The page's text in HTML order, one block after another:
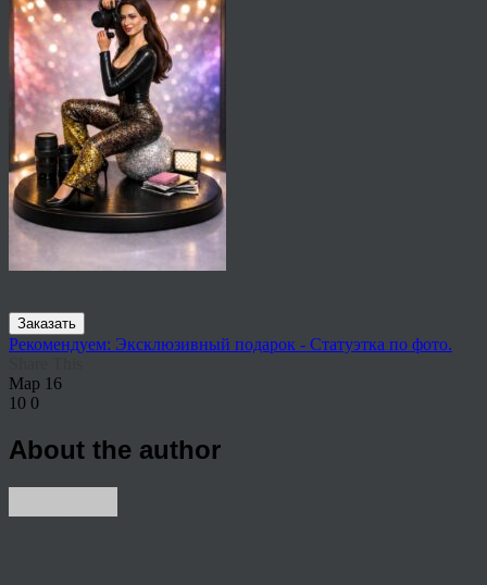
Заказать
Рекомендуем: Эксклюзивный подарок - Статуэтка по фото.
Мар 16
10 0
About the author